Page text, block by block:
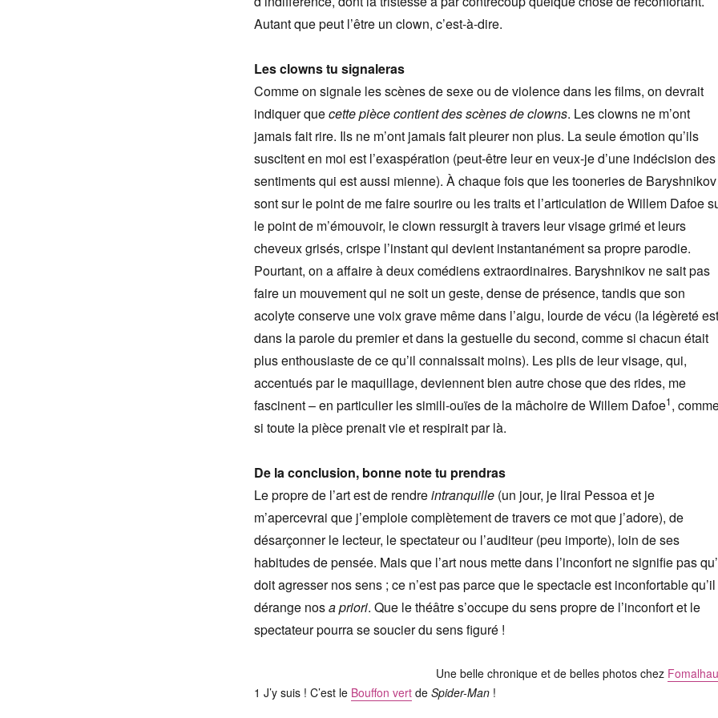
Autant que peut l’être un clown, c’est-à-dire.
Les clowns tu signaleras
Comme on signale les scènes de sexe ou de violence dans les films, on devrait
indiquer quecette pièce contient des scènes de clowns. Les clowns ne m’ont
jamais fait rire. Ils ne m’ont jamais fait pleurer non plus. La seule émotion qu’ils
suscitent en moi est l’exaspération (peut-être leur en veux-je d’une indécision des
sentiments qui est aussi mienne). À chaque fois que les tooneries de Baryshnikov
sont sur le point de me faire sourire ou les traits et l’articulation de Willem Dafoe
le point de m’émouvoir, le clown ressurgit à travers leur visage grimé et leurs
cheveux grisés, crispe l’instant qui devient instantanément sa propre parodie.
Pourtant, on a affaire à deux comédiens extraordinaires. Baryshnikov ne sait pas
faire un mouvement qui ne soit un geste, dense de présence, tandis que son
acolyte conserve une voix grave même dans l’aigu, lourde de vécu (la légèreté est
dans la parole du premier et dans la gestuelle du second, comme si chacun était
plus enthousiaste de ce qu’il connaissait moins). Les plis de leur visage, qui,
accentués par le maquillage, deviennent bien autre chose que des rides, me
fascinent – en particulier les simili-ouïes de la mâchoire de Willem Dafoe1,
si toute la pièce prenait vie et respirait par là.
De la conclusion, bonne note tu prendras
Le propre de l’art est de rendreintranquille(un jour, je lirai Pessoa et je
m’apercevrai que j’emploie complètement de travers ce mot que j’adore), de
désarçonner le lecteur, le spectateur ou l’auditeur (peu importe), loin de ses
habitudes de pensée. Mais que l’art nous mette dans l’inconfort ne signifie pas
doit agresser nos sens ; ce n’est pas parce que le spectacle est inconfortable qu’il
dérange nosa priori. Que le théâtre s’occupe du sens propre de l’inconfort et le
spectateur pourra se soucier du sens figuré !
Une belle chronique et de belles photos chez
1 J’y suis ! C’est le Bouffon vertde Spider-Man!